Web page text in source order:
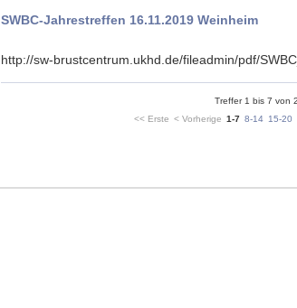
SWBC-Jahrestreffen 16.11.2019 Weinheim
http://sw-brustcentrum.ukhd.de/fileadmin/pdf/
Treffer 1 bis 7 von
<< Erste < Vorherige 1-7 8-14 15-20